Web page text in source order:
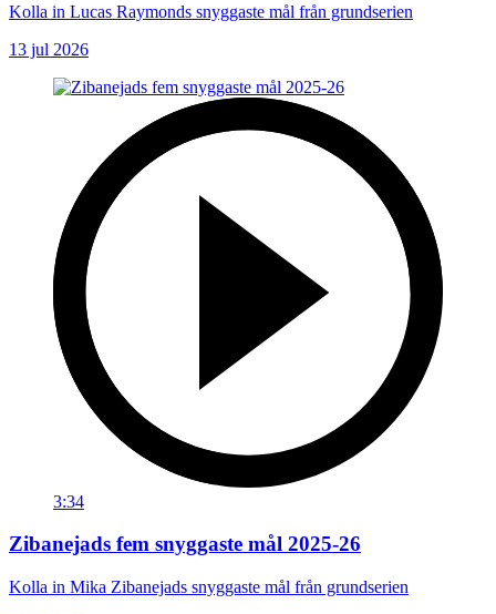
Kolla in Lucas Raymonds snyggaste mål från grundserien
13 jul 2026
3:34
Zibanejads fem snyggaste mål 2025-26
Kolla in Mika Zibanejads snyggaste mål från grundserien